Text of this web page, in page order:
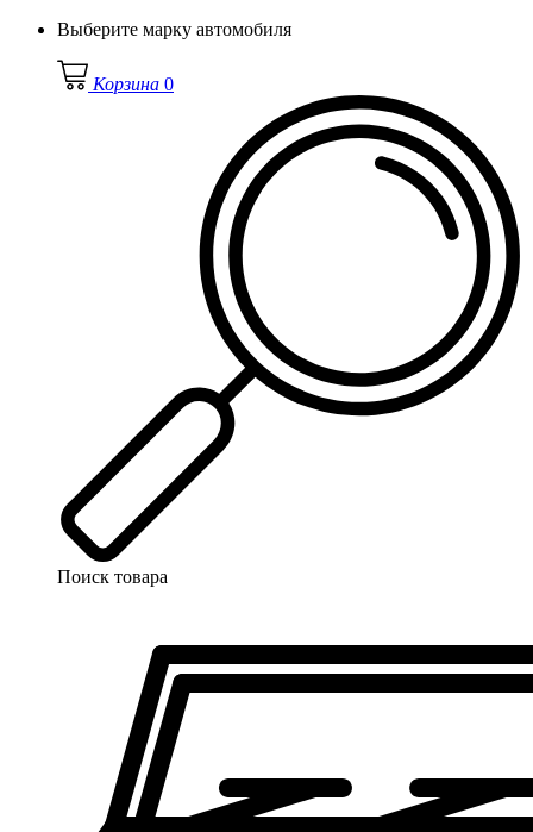
Выберите марку автомобиля
Корзина 0
Поиск товара